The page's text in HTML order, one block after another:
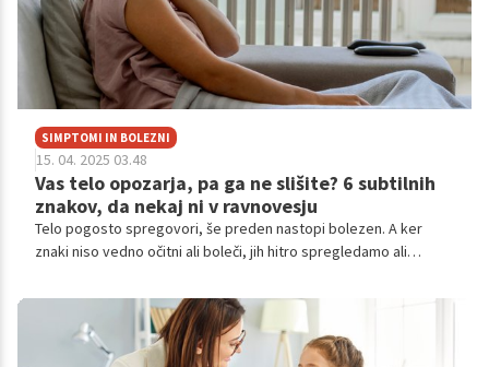
SIMPTOMI IN BOLEZNI
15. 04. 2025 03.48
Vas telo opozarja, pa ga ne slišite? 6 subtilnih
znakov, da nekaj ni v ravnovesju
Telo pogosto spregovori, še preden nastopi bolezen. A ker
znaki niso vedno očitni ali boleči, jih hitro spregledamo ali
signalov je ključna za pravočasno ukrepanje in preprečevanje
resnejših težav.